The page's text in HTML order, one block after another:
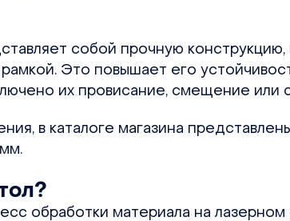
собой прочную конструкцию,
Это повышает его
их провисание, смещение или
в каталоге магазина
обработки материала на